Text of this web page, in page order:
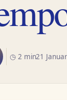
◷ 2 min21